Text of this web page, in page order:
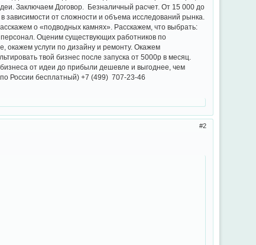
Заключаем Договор. Безналичный расчет. От 15 000 до
зависимости от сложности и объема исследований рынка.
о «подводных камнях». Расскажем, что выбрать:
Оценим существующих работников по
окажем услуги по дизайну и ремонту. Окажем
твой бизнес после запуска от 5000р в месяц.
от идеи до прибыли дешевле и выгоднее, чем
России бесплатный) +7 (499) 707-23-46
2